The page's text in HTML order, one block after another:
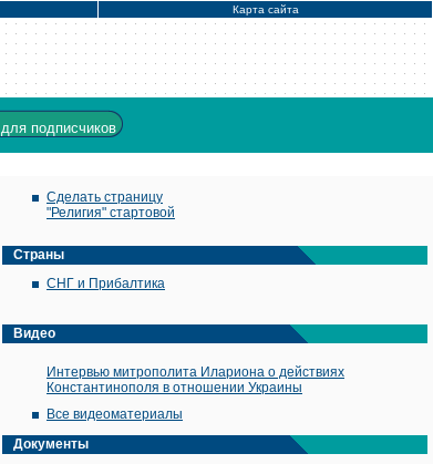
Карта сайта
для подписчиков
Сделать страницу
"Религия" стартовой
Страны
СНГ и Прибалтика
Видео
Интервью митрополита Илариона о действиях
Константинополя в отношении Украины
Все видеоматериалы
Документы